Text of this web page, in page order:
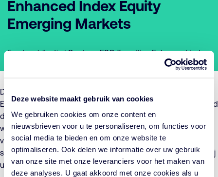
Deze website maakt gebruik van cookies
We gebruiken cookies om onze content en
nieuwsbrieven voor u te personaliseren, om functies voor
social media te bieden en om onze website te
optimaliseren. Ook delen we informatie over uw gebruik
van onze site met onze leveranciers voor het maken van
deze analyses. U gaat akkoord met onze cookies als u
Enhanced Index Equity
Emerging Markets
Fondspublicatie | Cardano ESG Transition Enhanced Index
De Beheerder van Cardano ESG Transition Enhanced Index
Equity Emerging Markets, maakt hierbij het voornemen bekend
de voorwaarden per 1 september 2024 te zullen wijzigen. De
wijziging betreft een aanpassing van de vergoedingstructuur
van het Fonds door middel van introductie van een
servicevergoeding. Voor meer informatie hierover verwijzen wij
u naar deToelichting en het bijgewerkteProspectus.